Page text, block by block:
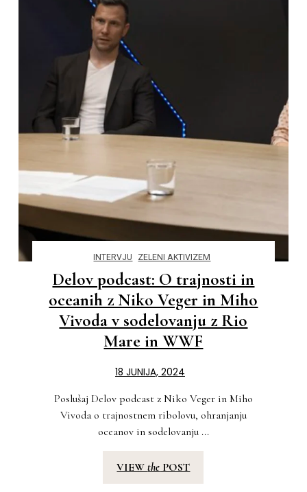
INTERVJU ZELENI AKTIVIZEM
Delov podcast: O trajnosti in
oceanih z Niko Veger in Miho
Vivoda v sodelovanju z Rio
Mare in WWF
18 JUNIJA, 2024
Poslušaj Delov podcast z Niko Veger in Miho
Vivoda o trajnostnem ribolovu, ohranjanju
oceanov in sodelovanju ...
VIEWthe POST